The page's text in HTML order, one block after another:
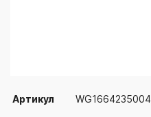
Артикул WG1664235004